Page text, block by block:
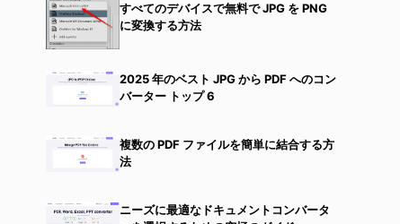
すべてのデバイスで無料で JPG を PNG
に変換する方法
2025 年のベスト JPG から PDF へのコン
バーター トップ 6
複数の PDF ファイルを簡単に結合する方
法
ニーズに最適なドキュメントコンバータ